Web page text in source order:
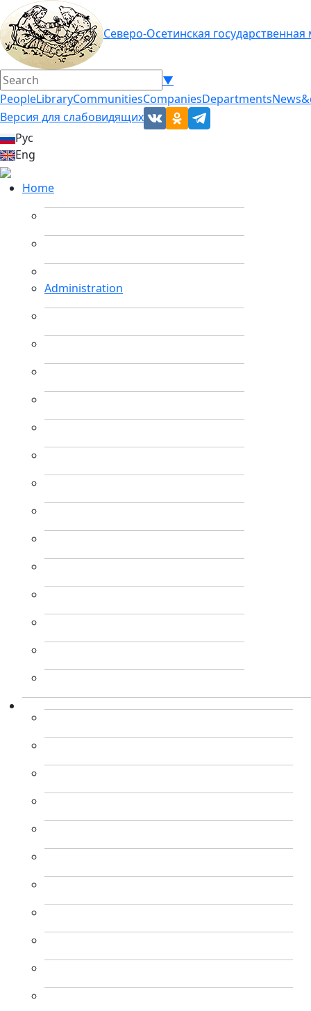
Северо-Осетинская
▼
PeopleLibraryCommunitiesCompaniesDepartments
Версия для слабовидящих
Рус
Eng
Home
Administration